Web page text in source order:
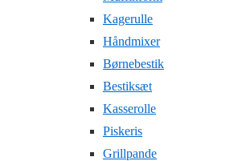
Kagerulle
Håndmixer
Børnebestik
Bestiksæt
Kasserolle
Piskeris
Grillpande